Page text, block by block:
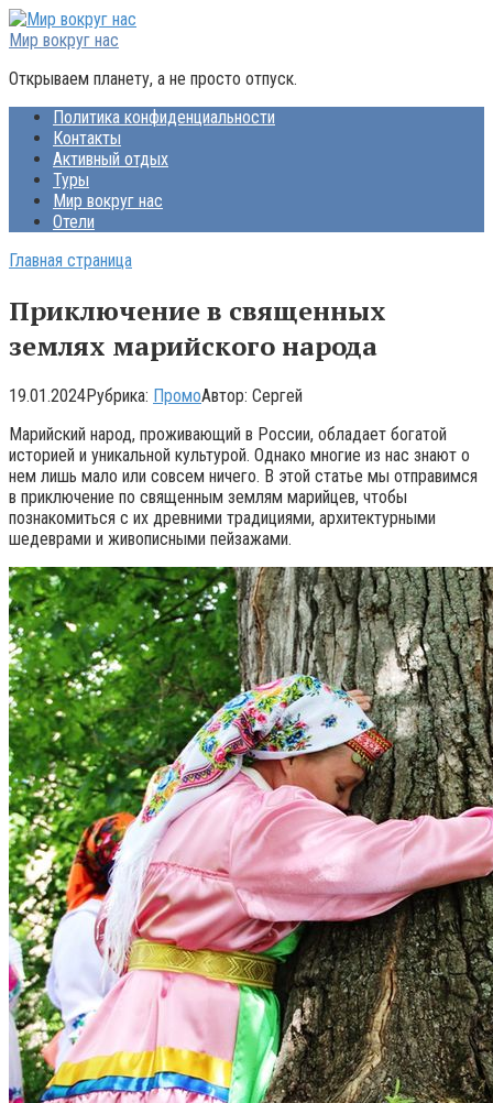
Перейти
к
Мир вокруг нас
Открываем планету, а не просто отпуск.
Политика конфиденциальности
Контакты
Активный отдых
Туры
Мир вокруг нас
Отели
Главная страница
Приключение в священных
землях марийского народа
19.01.2024Рубрика: ПромоАвтор: Сергей
Марийский народ, проживающий в России, обладает богатой
историей и уникальной культурой. Однако многие из нас знают о
нем лишь мало или совсем ничего. В этой статье мы отправимся
в приключение по священным землям марийцев, чтобы
познакомиться с их древними традициями, архитектурными
шедеврами и живописными пейзажами.